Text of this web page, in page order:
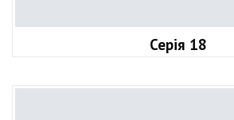
Серія 18